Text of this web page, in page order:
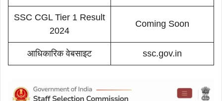
SSC CGL Tier 1 Result
2024
Coming Soon
आधिकारिक वेबसाइट ssc.gov.in